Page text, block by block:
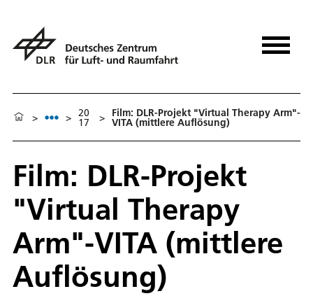
> > 20
17 > Film: DLR-Projekt "Virtual Therapy Arm"-
VITA (mittlere Auflösung)
Film: DLR-Projekt
"Virtual Therapy
Arm"-VITA (mittlere
Auflösung)